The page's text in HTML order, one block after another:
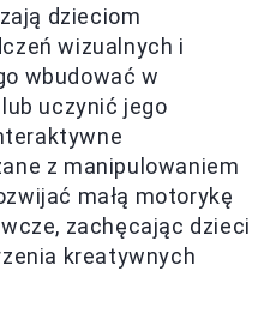
dzieciom
wizualnych i
wbudować w
uczynić jego
z manipulowaniem
małą motorykę
zachęcając dzieci
kreatywnych